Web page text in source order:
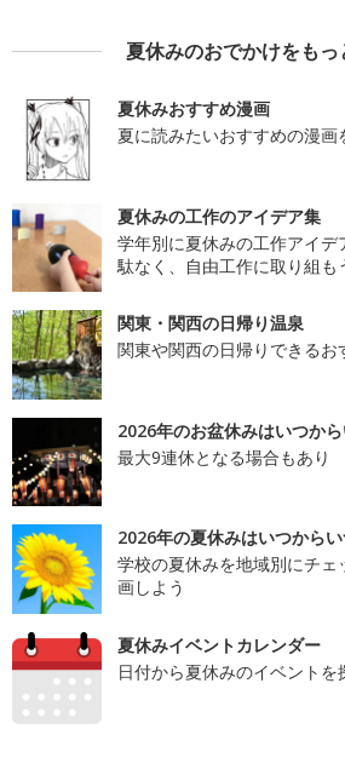
夏休みのおでかけをもっ
夏休みおすすめ漫画
夏に読みたいおすすめの漫画
夏休みの工作のアイデア集
学年別に夏休みの工作アイ
駄なく、自由工作に取り組も
関東・関西の日帰り温泉
関東や関西の日帰りできるお
2026年のお盆休みはいつか
最大9連休となる場合もあり
2026年の夏休みはいつからい
学校の夏休みを地域別にチ
画しよう
夏休みイベントカレンダー
日付から夏休みのイベントを